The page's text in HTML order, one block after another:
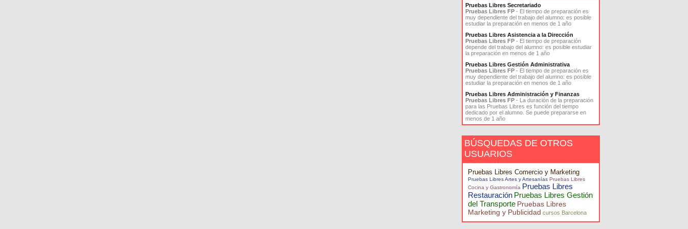
Pruebas Libres Secretariado
Pruebas Libres FP - El tiempo de preparación es
muy dependiente del trabajo del alumno: es posible
estudiar la preparación en menos de 1 año
Pruebas Libres Asistencia a la Dirección
Pruebas Libres FP - El tiempo de preparación
depende del trabajo del alumno: es posible estudiar
la preparación en menos de 1 año
Pruebas Libres Gestión Administrativa
Pruebas Libres FP - El tiempo de preparación es
muy dependiente del trabajo del alumno: es posible
estudiar la preparación en menos de 1 año
Pruebas Libres Administración y Finanzas
Pruebas Libres FP - La duración de la preparación
para las Pruebas Libres es función del tiempo
dedicado por el alumno. Se puede prepararse en
menos de 1 año
BÚSQUEDAS DE OTROS
USUARIOS
Pruebas Libres Comercio y Marketing
Pruebas Libres Artes y Artesanías Pruebas Libres
Cocina y Gastronomía Pruebas Libres
Restauración Pruebas Libres Gestión
del Transporte Pruebas Libres
Marketing y Publicidad cursos Barcelona